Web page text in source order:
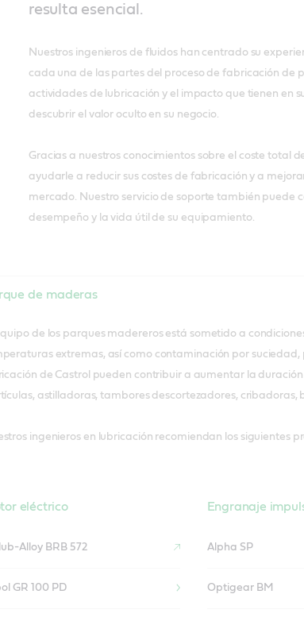
resulta esencial.
Nuestros ingenieros de fluidos han centrado su
cada una de las partes del proceso de fabricación de
actividades de lubricación y el impacto que tienen en
descubrir el valor oculto en su negocio.
Gracias a nuestros conocimientos sobre el coste total
ayudarle a reducir sus costes de fabricación y a
mercado. Nuestro servicio de soporte también puede
desempeño y la vida útil de su equipamiento.
de maderas
de los parques madereros está sometido a
extremas, así como contaminación por
de Castrol pueden contribuir a aumentar la
astilladoras, tambores descortezadores, cribadoras,
ingenieros en lubricación recomiendan los siguientes
eléctrico
Alloy BRB 572
GR 100 PD
Engranaje
Alpha SP
Optigear BM